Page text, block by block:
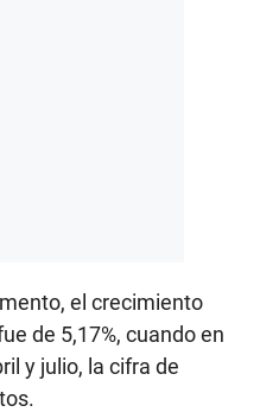
el crecimiento
de 5,17%, cuando en
y julio, la cifra de